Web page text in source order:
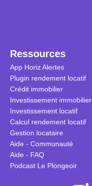
Ressources
App Horiz Alertes
Plugin rendement locatif
Crédit immobilier
Investissement immobilier
Investissement locatif
Calcul rendement locatif
Gestion locataire
Aide - Communauté
Aide - FAQ
Podcast Le Plongeoir